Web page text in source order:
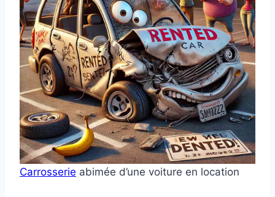
Carrosserie abimée d’une voiture en location